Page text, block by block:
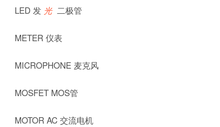
LED 发 光 二极管
METER 仪表
MICROPHONE 麦克风
MOSFET MOS管
MOTOR AC 交流电机